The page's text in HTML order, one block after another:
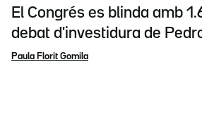
El Congrés es blinda amb
debat d'investidura de
Paula Florit Gomila